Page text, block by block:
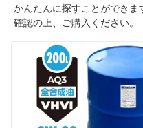
かんたんに探すことができ
確認の上、ご購入ください。